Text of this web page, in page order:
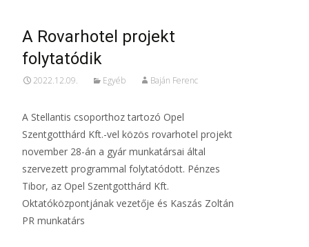
A Rovarhotel projekt
folytatódik
2022.12.09. Egyéb Baján Ferenc
A Stellantis csoporthoz tartozó Opel
Szentgotthárd Kft.-vel közös rovarhotel projekt
november 28-án a gyár munkatársai által
szervezett programmal folytatódott. Pénzes
Tibor, az Opel Szentgotthárd Kft.
Oktatóközpontjának vezetője és Kaszás Zoltán
PR munkatárs